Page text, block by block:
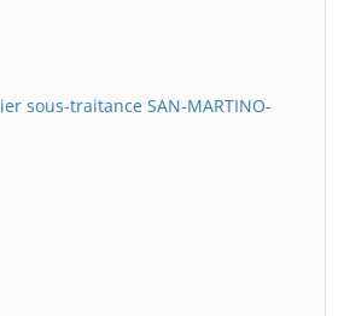
sous-traitance SAN-MARTINO-